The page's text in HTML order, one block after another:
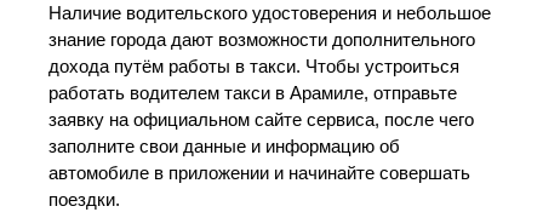
Наличие водительского удостоверения и небольшое
знание города дают возможности дополнительного
дохода путём работы в такси. Чтобы устроиться
работать водителем такси в Арамиле, отправьте
заявку на официальном сайте сервиса, после чего
заполните свои данные и информацию об
автомобиле в приложении и начинайте совершать
поездки.